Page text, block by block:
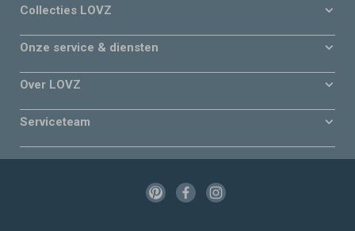
Collecties LOVZ
Onze service & diensten
Over LOVZ
Serviceteam